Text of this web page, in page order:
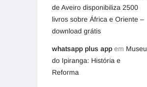
de Aveiro disponibiliza 2500
livros sobre África e Oriente –
download grátis
whatsapp plus app em Museu
do Ipiranga: História e
Reforma